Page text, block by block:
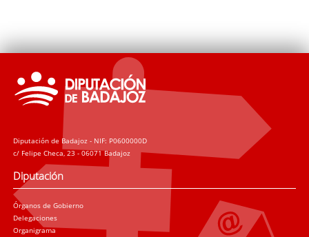
Diputación de Badajoz - NIF: P0600000D
c/ Felipe Checa, 23 - 06071 Badajoz
Diputación
Órganos de Gobierno
Delegaciones
Organigrama